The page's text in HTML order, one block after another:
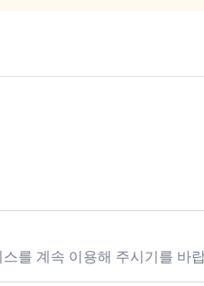
를 계속 이용해 주시기를 바